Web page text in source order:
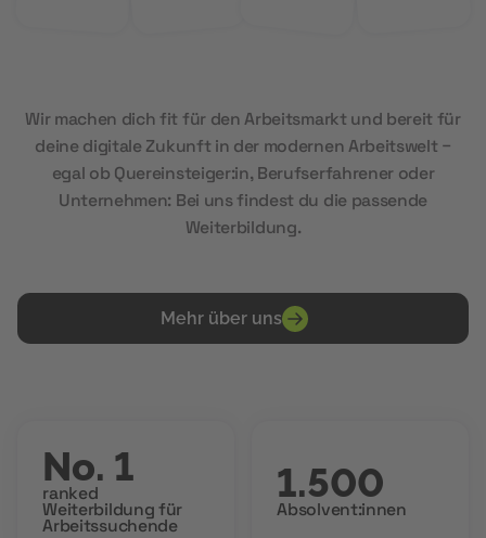
Wir machen dich fit für den Arbeitsmarkt und bereit für
deine digitale Zukunft in der modernen Arbeitswelt –
egal ob Quereinsteiger:in, Berufserfahrener oder
Unternehmen: Bei uns findest du die passende
Weiterbildung.
Mehr über uns
No. 1
ranked
Weiterbildung für
Arbeitssuchende
1.500
Absolvent:innen